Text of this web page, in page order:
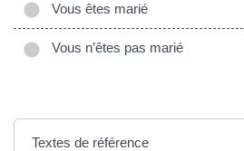
Vous êtes marié
Vous n’êtes pas marié
Textes de référence